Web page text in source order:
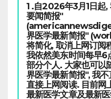
1 .自2026年3月1日
要闻简报"
界医学最新简报"
将简化, 取消上网订阅
我依然美东时间每早6
部分个人. 大家也可以
界医学最新简报", 我
直接上网阅读. 目前网
最新医学文章及最新